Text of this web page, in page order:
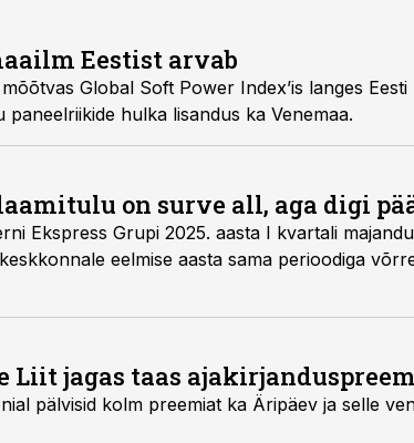
Eestist arvab
Global Soft Power Index’is langes
hulka lisandus ka Venemaa.
on surve all, aga digi
Ekspress Grupi 2025. aasta I kvartali
eelmise aasta sama perioodiga
Liit jagas taas
pälvisid kolm preemiat ka Äripäev ja selle